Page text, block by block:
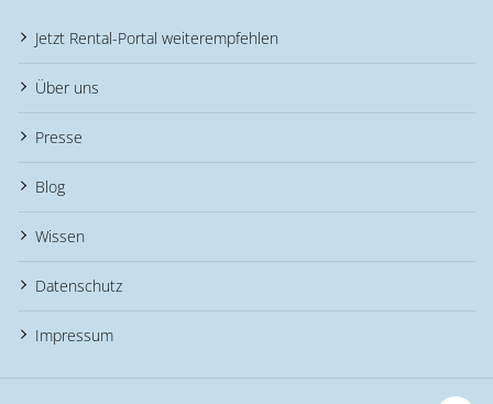
Jetzt Rental-Portal weiterempfehlen
Über uns
Presse
Blog
Wissen
Datenschutz
Impressum